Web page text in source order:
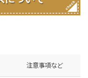
注意事項など